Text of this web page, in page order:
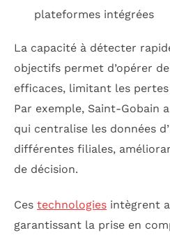
plateformes intégrées
La capacité à détecter
objectifs permet d’opérer
efficaces, limitant les
Par exemple, Saint-Gobain
qui centralise les données
différentes filiales,
de décision.
Ces technologies intègrent
garantissant la prise en